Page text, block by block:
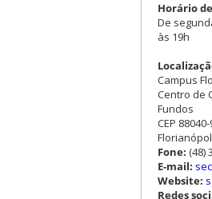
Horário
De
às 19h
Campus
Centro de
Fundos
CEP
Fone: (48)
E-mail:
Website:
Redes